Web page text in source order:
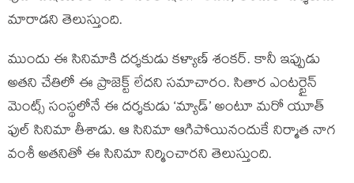
మారాడని తెలుస్తుంది.
ముందు ఈ సినిమాకి దర్శకుడు కళ్యాణ్ శంకర్. కానీ ఇప్పుడు
అతని చేతిలో ఈ ప్రాజెక్ట్ లేదని సమాచారం. సితార ఎంటర్టైన్
మెంట్స్ సంస్థలోనే ఈ దర్శకుడు ‘మ్యాడ్’ అంటూ మరో యూత్
ఫుల్ సినిమా తీశాడు. ఆ సినిమా ఆగిపోయినందుకే నిర్మాత నాగ
వంశీ అతనితో ఈ సినిమా నిర్మించారని తెలుస్తుంది.